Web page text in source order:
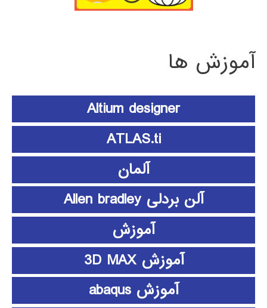
آموزش ها
Altium designer
ATLAS.ti
آلمان
آلن بردلی Allen bradley
آموزش
آموزش 3D MAX
آموزش abaqus